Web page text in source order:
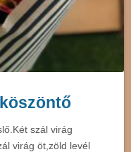
szál virág
virág öt,zöld levél